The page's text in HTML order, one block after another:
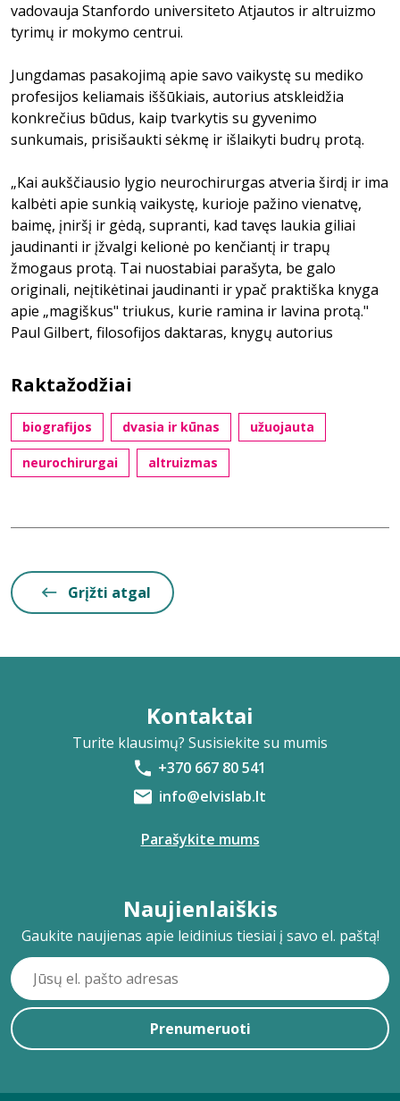
vadovauja Stanfordo universiteto Atjautos ir altruizmo
tyrimų ir mokymo centrui.
Jungdamas pasakojimą apie savo vaikystę su mediko
profesijos keliamais iššūkiais, autorius atskleidžia
konkrečius būdus, kaip tvarkytis su gyvenimo
sunkumais, prisišaukti sėkmę ir išlaikyti budrų protą.
„Kai aukščiausio lygio neurochirurgas atveria širdį ir ima
kalbėti apie sunkią vaikystę, kurioje pažino vienatvę,
baimę, įniršį ir gėdą, supranti, kad tavęs laukia giliai
jaudinanti ir įžvalgi kelionė po kenčiantį ir trapų
žmogaus protą. Tai nuostabiai parašyta, be galo
originali, neįtikėtinai jaudinanti ir ypač praktiška knyga
apie „magiškus" triukus, kurie ramina ir lavina protą."
Paul Gilbert, filosofijos daktaras, knygų autorius
Raktažodžiai
biografijos dvasia ir kūnas užuojauta
neurochirurgai altruizmas
Grįžti atgal
Kontaktai
Turite klausimų? Susisiekite su mumis
+370 667 80 541
info@elvislab.lt
Parašykite mums
Naujienlaiškis
Gaukite naujienas apie leidinius tiesiai į savo el. paštą!
Prenumeruoti